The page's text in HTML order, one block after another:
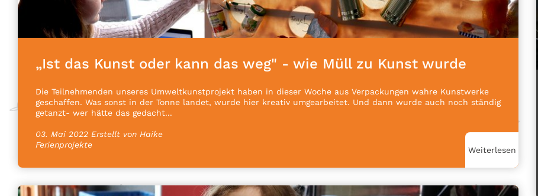
„Ist das Kunst oder kann das weg" - wie Müll zu Kunst wurde
Die Teilnehmenden unseres Umweltkunstprojekt haben in dieser Woche aus Verpackungen wahre Kunstwerke
geschaffen. Was sonst in der Tonne landet, wurde hier kreativ umgearbeitet. Und dann wurde auch noch ständig
getanzt- wer hätte das gedacht...
03. Mai 2022 Erstellt von Haike
Ferienprojekte
Weiterlesen